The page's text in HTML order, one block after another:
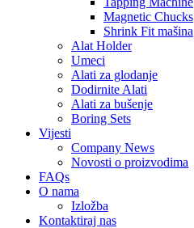
Magnetic Chucks
Shrink Fit mašina
Alat Holder
Umeci
Alati za glodanje
Dodirnite Alati
Alati za bušenje
Boring Sets
Vijesti
Company News
Novosti o proizvodima
FAQs
O nama
Izložba
Kontaktiraj nas